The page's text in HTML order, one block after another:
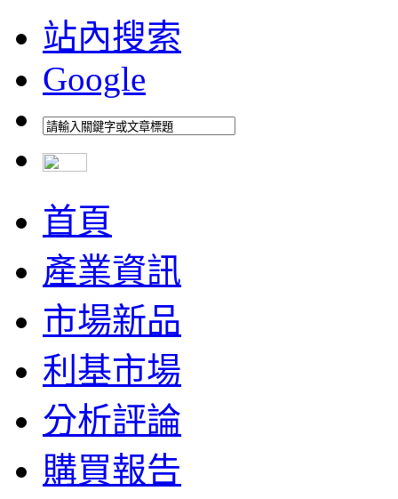
站內搜索
Google
首頁
產業資訊
市場新品
利基市場
分析評論
購買報告